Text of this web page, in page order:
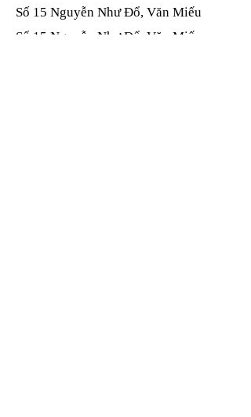
Số 15 Nguyễn Như Đổ, Văn Miếu​​​​
Số 15 Nguyễn Như Đổ, Văn Miếu​​​​